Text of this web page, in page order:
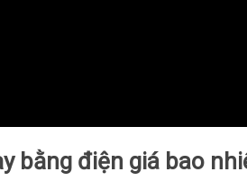
bằng điện giá bao